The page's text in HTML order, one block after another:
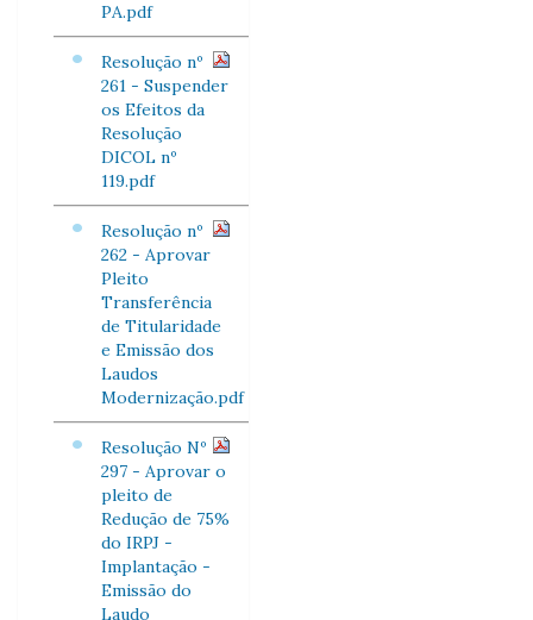
PA.pdf
Resolução nº
261 - Suspender
os Efeitos da
Resolução
DICOL nº
119.pdf
Resolução nº
262 - Aprovar
Pleito
Transferência
de Titularidade
e Emissão dos
Laudos
Modernização.pdf
Resolução Nº
297 - Aprovar o
pleito de
Redução de 75%
do IRPJ -
Implantação -
Emissão do
Laudo